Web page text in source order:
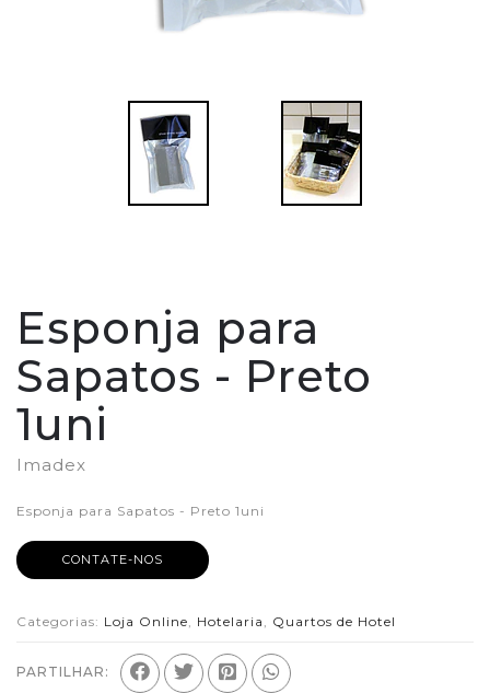
Esponja para
Sapatos - Preto
1uni
Imadex
Esponja para Sapatos - Preto 1uni
CONTATE-NOS
Categorias: Loja Online, Hotelaria , Quartos de Hotel
PARTILHAR: